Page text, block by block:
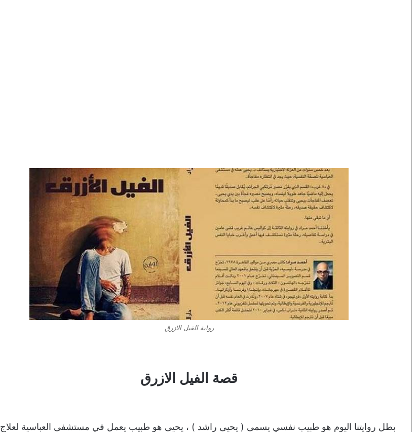
رواية الفيل الازرق
قصة الفيل الازرق
بطل روايتنا اليوم هو طبيب نفسي يسمى ( يحيى راشد ) ، يحيى هو طبيب يعمل في مستشفى العباسية لعلاج